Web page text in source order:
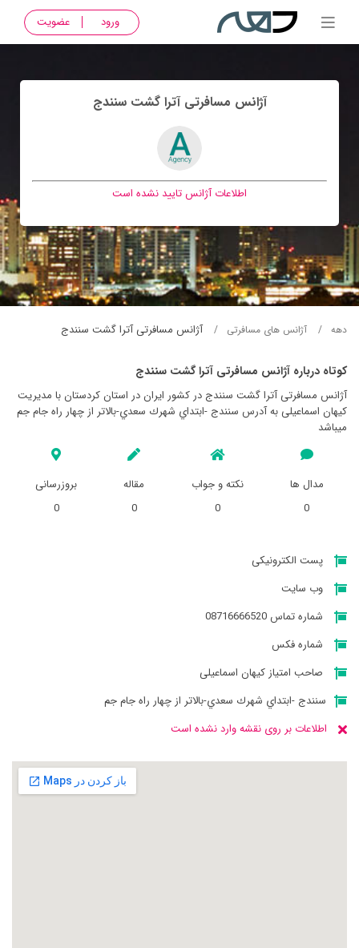
ورود عضویت
آژانس مسافرتی آترا گشت سنندج
اطلاعات آژانس تایید نشده است
دهه آژانس های مسافرتی آژانس مسافرتی آترا گشت سنندج
کوتاه درباره آژانس مسافرتی آترا گشت سنندج
آژانس مسافرتی آترا گشت سنندج در کشور ایران در استان کردستان با مدیریت
کیهان اسماعیلی به آدرس سنندج -ابتداي شهرك سعدي-بالاتر از چهار راه جام جم
میباشد
مدال ها
0
نکته و جواب
0
مقاله
0
بروزرسانی
0
پست الکترونیکی
وب سایت
شماره تماس 08716666520
شماره فکس
صاحب امتیاز کیهان اسماعیلی
سنندج -ابتداي شهرك سعدي-بالاتر از چهار راه جام جم
اطلاعات بر روی نقشه وارد نشده است